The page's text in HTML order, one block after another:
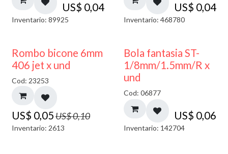
US$ 0,04
Inventario: 89925
US$ 0,04
Inventario: 468780
50% DESCUENTO
Rombo bicone 6mm
406 jet x und
Cod: 23253
US$ 0,05US$0,10
Inventario: 2613
Bola fantasia ST-
1/8mm/1.5mm/R x
und
Cod: 06877
US$ 0,06
Inventario: 142704